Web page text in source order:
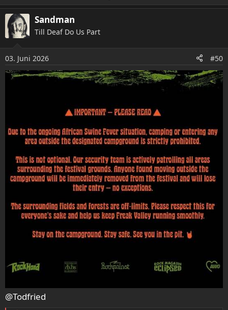
Sandman
Till Deaf Do Us Part
03. Juni 2026 #50
@Todfried